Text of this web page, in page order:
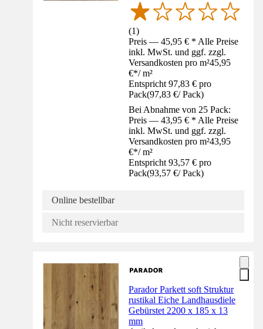
(1)
Preis — 45,95 € * Alle Preise
inkl. MwSt. und ggf. zzgl.
Versandkosten pro m²45,95
€*/ m²
Entspricht 97,83 € pro
Pack(97,83 €/ Pack)
Bei Abnahme von 25 Pack:
Preis — 43,95 € * Alle Preise
inkl. MwSt. und ggf. zzgl.
Versandkosten pro m²43,95
€*/ m²
Entspricht 93,57 € pro
Pack(93,57 €/ Pack)
Online bestellbar
Nicht reservierbar
Parador Parkett soft Struktur
rustikal Eiche Landhausdiele
Gebürstet 2200 x 185 x 13
mm